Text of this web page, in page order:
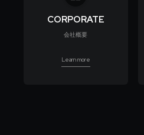
CORPORATE
会社概要
Learn more